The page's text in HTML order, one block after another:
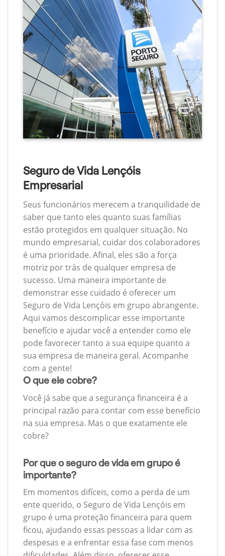
Seguro de Vida Lençóis
Empresarial
Seus funcionários merecem a tranquilidade de
saber que tanto eles quanto suas famílias
estão protegidos em qualquer situação. No
mundo empresarial, cuidar dos colaboradores
é uma prioridade. Afinal, eles são a força
motriz por trás de qualquer empresa de
sucesso. Uma maneira importante de
demonstrar esse cuidado é oferecer um
Seguro de Vida Lençóis em grupo abrangente.
Aqui vamos descomplicar esse importante
benefício e ajudar você a entender como ele
pode favorecer tanto a sua equipe quanto a
sua empresa de maneira geral. Acompanhe
com a gente!
O que ele cobre?
Você já sabe que a segurança financeira é a
principal razão para contar com esse benefício
na sua empresa. Mas o que exatamente ele
cobre?
Por que o seguro de vida em grupo é
importante?
Em momentos difíceis, como a perda de um
ente querido, o Seguro de Vida Lençóis em
grupo é uma proteção financeira para quem
ficou, ajudando essas pessoas a lidar com as
despesas e a enfrentar essa fase com menos